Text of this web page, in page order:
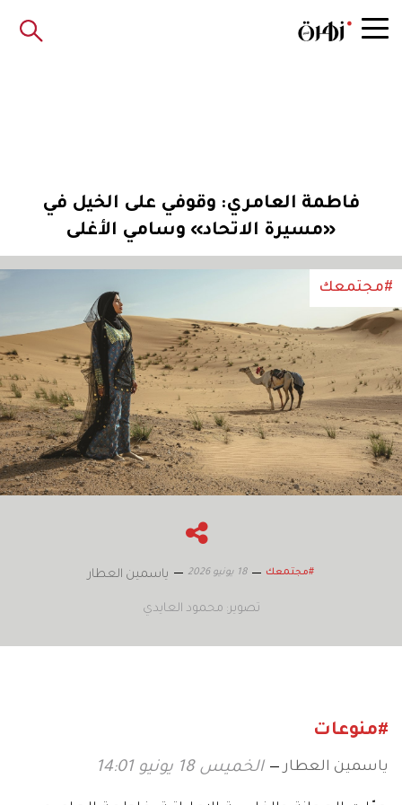
فاطمة العامري: وقوفي على الخيل في
«مسيرة الاتحاد» وسامي الأغلى
#مجتمعك
#مجتمعك 18 يونيو 2026 ياسمين العطار
تصوير: محمود العايدي
#منوعات
ياسمين العطار الخميس 18 يونيو 14:01